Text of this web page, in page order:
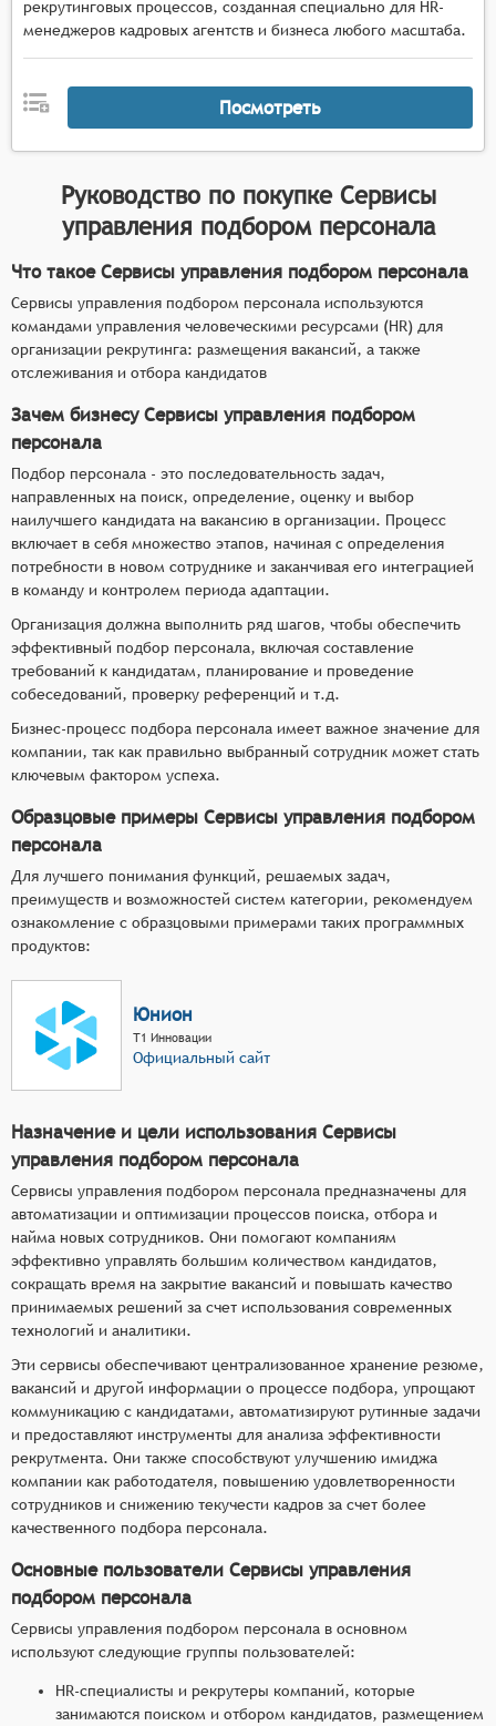
рекрутинговых процессов, созданная специально для HR-
менеджеров кадровых агентств и бизнеса любого масштаба.
Посмотреть
Руководство по покупке Сервисы
управления подбором персонала
Что такое Сервисы управления подбором персонала
Сервисы управления подбором персонала используются
командами управления человеческими ресурсами (HR) для
организации рекрутинга: размещения вакансий, а также
отслеживания и отбора кандидатов
Зачем бизнесу Сервисы управления подбором
персонала
Подбор персонала - это последовательность задач,
направленных на поиск, определение, оценку и выбор
наилучшего кандидата на вакансию в организации. Процесс
включает в себя множество этапов, начиная с определения
потребности в новом сотруднике и заканчивая его интеграцией
в команду и контролем периода адаптации.
Организация должна выполнить ряд шагов, чтобы обеспечить
эффективный подбор персонала, включая составление
требований к кандидатам, планирование и проведение
собеседований, проверку референций и т.д.
Бизнес-процесс подбора персонала имеет важное значение для
компании, так как правильно выбранный сотрудник может стать
ключевым фактором успеха.
Образцовые примеры Сервисы управления подбором
персонала
Для лучшего понимания функций, решаемых задач,
преимуществ и возможностей систем категории, рекомендуем
ознакомление с образцовыми примерами таких программных
продуктов:
Юнион
Т1 Инновации
Официальный сайт
Назначение и цели использования Сервисы
управления подбором персонала
Сервисы управления подбором персонала предназначены для
автоматизации и оптимизации процессов поиска, отбора и
найма новых сотрудников. Они помогают компаниям
эффективно управлять большим количеством кандидатов,
сокращать время на закрытие вакансий и повышать качество
принимаемых решений за счет использования современных
технологий и аналитики.
Эти сервисы обеспечивают централизованное хранение резюме,
вакансий и другой информации о процессе подбора, упрощают
коммуникацию с кандидатами, автоматизируют рутинные задачи
и предоставляют инструменты для анализа эффективности
рекрутмента. Они также способствуют улучшению имиджа
компании как работодателя, повышению удовлетворенности
сотрудников и снижению текучести кадров за счет более
качественного подбора персонала.
Основные пользователи Сервисы управления
подбором персонала
Сервисы управления подбором персонала в основном
используют следующие группы пользователей:
HR-специалисты и рекрутеры компаний, которые
занимаются поиском и отбором кандидатов, размещением